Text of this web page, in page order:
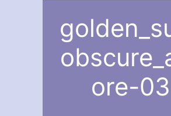
ore-03